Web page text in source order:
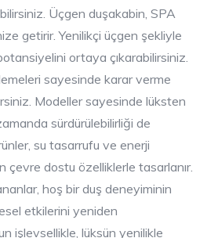
Üçgen duşakabin, SPA
getirir. Yenilikçi üçgen şekliyle
ortaya çıkarabilirsiniz.
sayesinde karar verme
Modeller sayesinde lüksten
sürdürülebilirliği de
su tasarrufu ve enerji
çevre dostu özelliklerle tasarlanır.
hoş bir duş deneyiminin
etkilerini yeniden
işlevsellikle, lüksün yenilikle